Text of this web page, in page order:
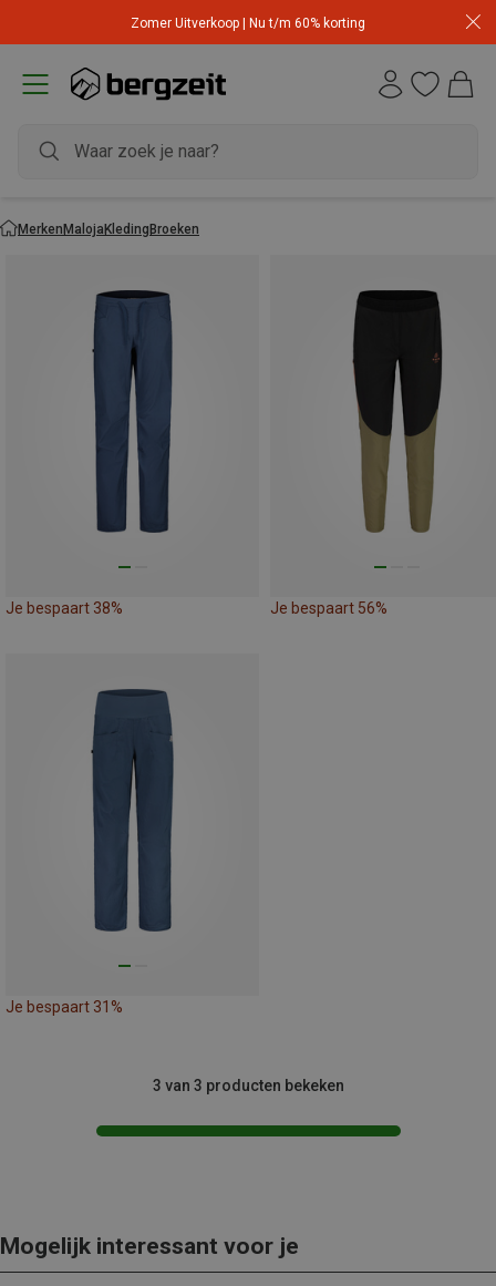
Zomer Uitverkoop | Nu t/m 60% korting
MerkenMalojaKledingBroeken
Je bespaart 38% Je bespaart 56%
Je bespaart 31%
3 van 3 producten bekeken
Mogelijk interessant voor je